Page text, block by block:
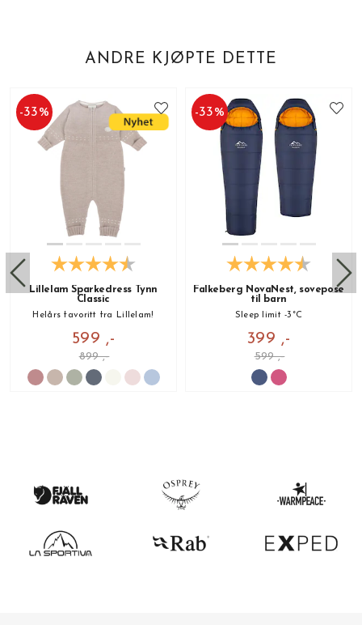
ANDRE KJØPTE DETTE
-33%
Lillelam Sparkedress Tynn
Classic
Helårs favoritt fra Lillelam!
599 ,-
899 ,-
-33%
Falkeberg NovaNest, sovepose
til barn
Sleep limit -3°C
399 ,-
599 ,-